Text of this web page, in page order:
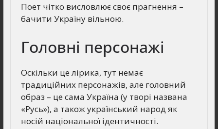
Поет чітко висловлює своє прагнення –
бачити Україну вільною.
Головні персонажі
Оскільки це лірика, тут немає
традиційних персонажів, але головний
образ – це сама Україна (у творі названа
«Русь»), а також український народ як
носій національної ідентичності.